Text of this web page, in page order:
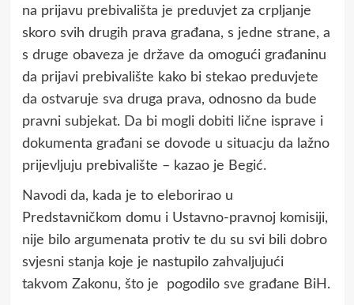
na prijavu prebivališta je preduvjet za crpljanje
skoro svih drugih prava građana, s jedne strane, a
s druge obaveza je države da omogući građaninu
da prijavi prebivalište kako bi stekao preduvjete
da ostvaruje sva druga prava, odnosno da bude
pravni subjekat. Da bi mogli dobiti lične isprave i
dokumenta građani se dovode u situacju da lažno
prijevljuju prebivalište – kazao je Begić.
Navodi da, kada je to eleborirao u
Predstavničkom domu i Ustavno-pravnoj komisiji,
nije bilo argumenata protiv te du su svi bili dobro
svjesni stanja koje je nastupilo zahvaljujući
takvom Zakonu, što je pogodilo sve građane BiH.